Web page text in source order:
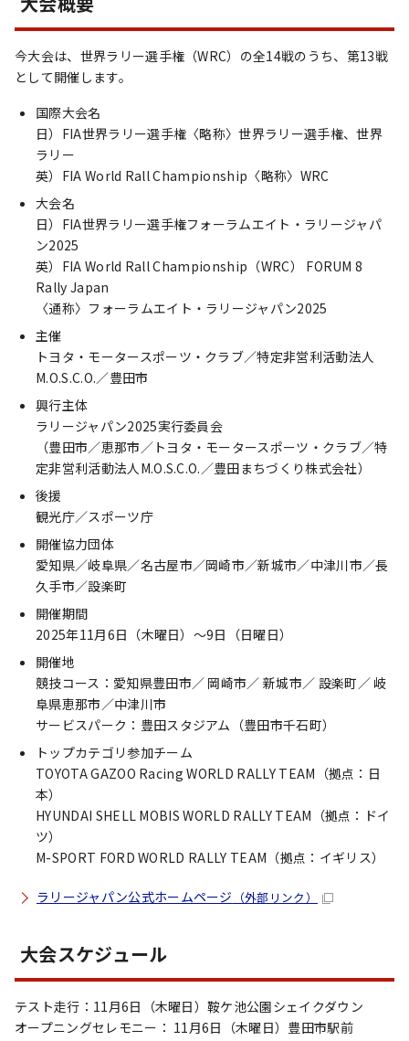
今大会は、世界ラリー選手権（WRC）の全14戦のうち、第13戦
として開催します。
国際大会名
日）FIA世界ラリー選手権〈略称〉世界ラリー選手権、世界
ラリー
英）FIA World Rall Championship〈略称〉WRC
大会名
日）FIA世界ラリー選手権フォーラムエイト・ラリージャパ
ン2025
英）FIA World Rall Championship（WRC） FORUM 8
Rally Japan
〈通称〉フォーラムエイト・ラリージャパン2025
主催
トヨタ・モータースポーツ・クラブ／特定非営利活動法人
M.O.S.C.O.／豊田市
興行主体
ラリージャパン2025実行委員会
（豊田市／恵那市／トヨタ・モータースポーツ・クラブ／特
定非営利活動法人M.O.S.C.O.／豊田まちづくり株式会社）
後援
観光庁／スポーツ庁
開催協力団体
愛知県／岐阜県／名古屋市／岡崎市／新城市／中津川市／長
久手市／設楽町
開催期間
2025年11月6日（木曜日）～9日（日曜日）
開催地
競技コース：愛知県豊田市／ 岡崎市／ 新城市／ 設楽町／ 岐
阜県恵那市／中津川市
サービスパーク：豊田スタジアム（豊田市千石町）
トップカテゴリ参加チーム
TOYOTA GAZOO Racing WORLD RALLY TEAM（拠点：日
本）
HYUNDAI SHELL MOBIS WORLD RALLY TEAM（拠点：ドイ
ツ）
M-SPORT FORD WORLD RALLY TEAM（拠点：イギリス）
ラリージャパン公式ホームページ （外部リンク）
大会スケジュール
テスト走行：11月6日（木曜日）鞍ケ池公園シェイクダウン
オープニングセレモニー： 11月6日（木曜日）豊田市駅前